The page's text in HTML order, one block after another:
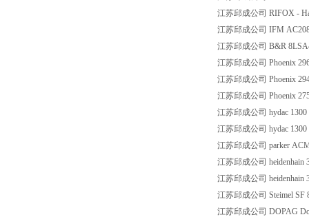
江苏邱成公司 RIFOX -
江苏邱成公司 IFM
江苏邱成公司 B&R
江苏邱成公司 Phoenix
江苏邱成公司 Phoenix
江苏邱成公司 Phoenix
江苏邱成公司 hydac
江苏邱成公司 hydac
江苏邱成公司 parker
江苏邱成公司 heidenhain
江苏邱成公司 heidenhain
江苏邱成公司 Steimel SF
江苏邱成公司 DOPAG